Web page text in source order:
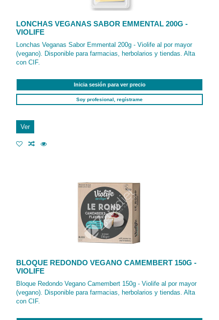
LONCHAS VEGANAS SABOR EMMENTAL 200G -
VIOLIFE
Lonchas Veganas Sabor Emmental 200g - Violife al por mayor
(vegano). Disponible para farmacias, herbolarios y tiendas. Alta
con CIF.
Inicia sesión para ver precio
Soy profesional, regístrame
Ver
BLOQUE REDONDO VEGANO CAMEMBERT 150G -
VIOLIFE
Bloque Redondo Vegano Camembert 150g - Violife al por mayor
(vegano). Disponible para farmacias, herbolarios y tiendas. Alta
con CIF.